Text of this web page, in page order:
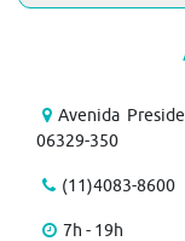
Avenida
06329-350
(11)4083-8600
7h - 19h